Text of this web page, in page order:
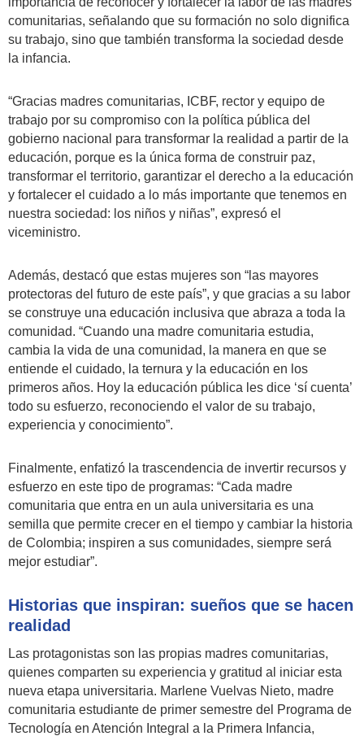
comunitarias, señalando que su formación no solo dignifica
su trabajo, sino que también transforma la sociedad desde
la infancia.
“Gracias madres comunitarias, ICBF, rector y equipo de
trabajo por su compromiso con la política pública del
gobierno nacional para transformar la realidad a partir de la
educación, porque es la única forma de construir paz,
transformar el territorio, garantizar el derecho a la educación
y fortalecer el cuidado a lo más importante que tenemos en
nuestra sociedad: los niños y niñas”, expresó el
viceministro.
Además, destacó que estas mujeres son “las mayores
protectoras del futuro de este país”, y que gracias a su labor
se construye una educación inclusiva que abraza a toda la
comunidad. “Cuando una madre comunitaria estudia,
cambia la vida de una comunidad, la manera en que se
entiende el cuidado, la ternura y la educación en los
primeros años. Hoy la educación pública les dice ‘sí cuenta’
todo su esfuerzo, reconociendo el valor de su trabajo,
experiencia y conocimiento”.
Finalmente, enfatizó la trascendencia de invertir recursos y
esfuerzo en este tipo de programas: “Cada madre
comunitaria que entra en un aula universitaria es una
semilla que permite crecer en el tiempo y cambiar la historia
de Colombia; inspiren a sus comunidades, siempre será
mejor estudiar”.
Historias que inspiran: sueños que se hacen
realidad
Las protagonistas son las propias madres comunitarias,
quienes comparten su experiencia y gratitud al iniciar esta
nueva etapa universitaria. Marlene Vuelvas Nieto, madre
comunitaria estudiante de primer semestre del Programa de
Tecnología en Atención Integral a la Primera Infancia,